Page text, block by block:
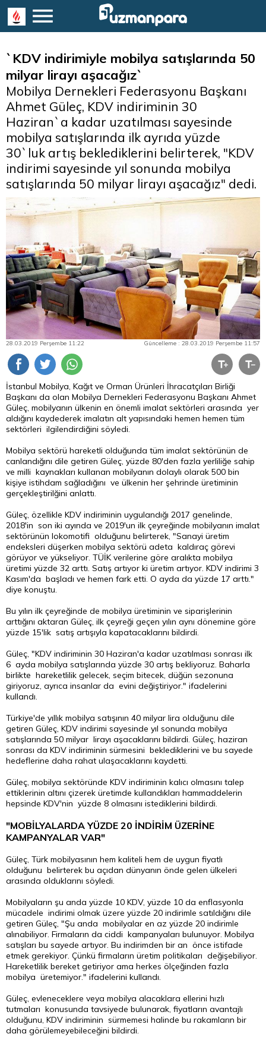
`KDV indirimiyle mobilya satışlarında 50
milyar lirayı aşacağız`
Mobilya Dernekleri Federasyonu Başkanı
Ahmet Güleç, KDV indiriminin 30
Haziran`a kadar uzatılması sayesinde
mobilya satışlarında ilk ayrıda yüzde
30`luk artış beklediklerini belirterek, "KDV
indirimi sayesinde yıl sonunda mobilya
satışlarında 50 milyar lirayı aşacağız" dedi.
28.03.2019 Perşembe 11:22 Güncelleme : 28.03.2019 Perşembe 11:57
İstanbul Mobilya, Kağıt ve Orman Ürünleri İhracatçıları Birliği
Başkanı da olan Mobilya Dernekleri Federasyonu Başkanı Ahmet
Güleç, mobilyanın ülkenin en önemli imalat sektörleri arasında yer
aldığını kaydederek imalatın alt yapısındaki hemen hemen tüm
sektörleri ilgilendirdiğini söyledi.
Mobilya sektörü hareketli olduğunda tüm imalat sektörünün de
canlandığını dile getiren Güleç, yüzde 80'den fazla yerliliğe sahip
ve milli kaynakları kullanan mobilyanın dolaylı olarak 500 bin
kişiye istihdam sağladığını ve ülkenin her şehrinde üretiminin
gerçekleştirilğini anlattı.
Güleç, özellikle KDV indiriminin uygulandığı 2017 genelinde,
2018'in son iki ayında ve 2019'un ilk çeyreğinde mobilyanın imalat
sektörünün lokomotifi olduğunu belirterek, "Sanayi üretim
endeksleri düşerken mobilya sektörü adeta kaldıraç görevi
görüyor ve yükseliyor. TÜİK verilerine göre aralıkta mobilya
üretimi yüzde 32 arttı. Satış artıyor ki üretim artıyor. KDV indirimi 3
Kasım'da başladı ve hemen fark etti. O ayda da yüzde 17 arttı."
diye konuştu.
Bu yılın ilk çeyreğinde de mobilya üretiminin ve siparişlerinin
arttığını aktaran Güleç, ilk çeyreği geçen yılın aynı dönemine göre
yüzde 15'lik satış artışıyla kapatacaklarını bildirdi.
Güleç, "KDV indiriminin 30 Haziran'a kadar uzatılması sonrası ilk
6 ayda mobilya satışlarında yüzde 30 artış bekliyoruz. Baharla
birlikte hareketlilik gelecek, seçim bitecek, düğün sezonuna
giriyoruz, ayrıca insanlar da evini değiştiriyor." ifadelerini
kullandı.
Türkiye'de yıllık mobilya satışının 40 milyar lira olduğunu dile
getiren Güleç, KDV indirimi sayesinde yıl sonunda mobilya
satışlarında 50 milyar lirayı aşacaklarını bildirdi. Güleç, haziran
sonrası da KDV indiriminin sürmesini beklediklerini ve bu sayede
hedeflerine daha rahat ulaşacaklarını kaydetti.
Güleç, mobilya sektöründe KDV indiriminin kalıcı olmasını talep
ettiklerinin altını çizerek üretimde kullandıkları hammaddelerin
hepsinde KDV'nin yüzde 8 olmasını istediklerini bildirdi.
"MOBİLYALARDA YÜZDE 20 İNDİRİM ÜZERİNE
KAMPANYALAR VAR"
Güleç, Türk mobilyasının hem kaliteli hem de uygun fiyatlı
olduğunu belirterek bu açıdan dünyanın önde gelen ülkeleri
arasında olduklarını söyledi.
Mobilyaların şu anda yüzde 10 KDV, yüzde 10 da enflasyonla
mücadele indirimi olmak üzere yüzde 20 indirimle satıldığını dile
getiren Güleç, "Şu anda mobilyalar en az yüzde 20 indirimle
alınabiliyor. Firmaların da ciddi kampanyaları bulunuyor. Mobilya
satışları bu sayede artıyor. Bu indirimden bir an önce istifade
etmek gerekiyor. Çünkü firmaların üretim politikaları değişebiliyor.
Hareketlilik bereket getiriyor ama herkes ölçeğinden fazla
mobilya üretemiyor." ifadelerini kullandı.
Güleç, evleneceklere veya mobilya alacaklara ellerini hızlı
tutmaları konusunda tavsiyede bulunarak, fiyatların avantajlı
olduğunu, KDV indiriminin sürmemesi halinde bu rakamların bir
daha görülemeyebileceğini bildirdi.